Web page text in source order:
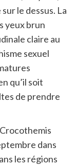
le dessus. La
yeux brun
claire au
sexuel
qu’il soit
de prendre
dans
les régions